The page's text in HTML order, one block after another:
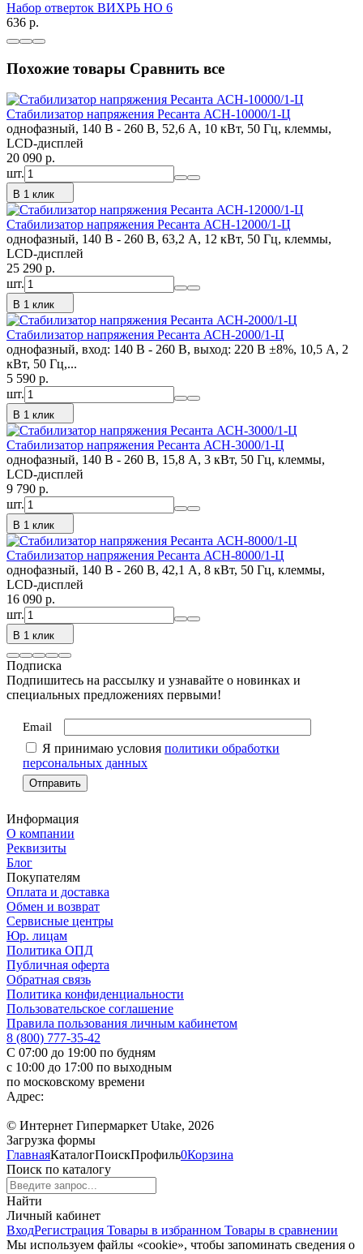
Набор отверток ВИХРЬ НО 6
636 p.
Похожие товары Сравнить все
Стабилизатор напряжения Ресанта АСН-10000/1-Ц
однофазный, 140 В - 260 В, 52,6 А, 10 кВт, 50 Гц, клеммы,
LCD-дисплей
20 090 p.
шт.
В 1 клик
Стабилизатор напряжения Ресанта АСН-12000/1-Ц
однофазный, 140 В - 260 В, 63,2 А, 12 кВт, 50 Гц, клеммы,
LCD-дисплей
25 290 p.
шт.
В 1 клик
Стабилизатор напряжения Ресанта АСН-2000/1-Ц
однофазный, вход: 140 В - 260 В, выход: 220 В ±8%, 10,5 А, 2
кВт, 50 Гц,...
5 590 p.
шт.
В 1 клик
Стабилизатор напряжения Ресанта АСН-3000/1-Ц
однофазный, 140 В - 260 В, 15,8 А, 3 кВт, 50 Гц, клеммы,
LCD-дисплей
9 790 p.
шт.
В 1 клик
Стабилизатор напряжения Ресанта АСН-8000/1-Ц
однофазный, 140 В - 260 В, 42,1 А, 8 кВт, 50 Гц, клеммы,
LCD-дисплей
16 090 p.
шт.
В 1 клик
Подписка
Подпишитесь на рассылку и узнавайте о новинках и
специальных предложениях первыми!
Email
Я принимаю условия политики обработки
персональных данных
Информация
О компании
Реквизиты
Блог
Покупателям
Оплата и доставка
Обмен и возврат
Сервисные центры
Юр. лицам
Политика ОПД
Публичная оферта
Обратная связь
Политика конфиденциальности
Пользовательское соглашение
Правила пользования личным кабинетом
8 (800) 777-35-42
С 07:00 до 19:00 по будням
с 10:00 до 17:00 по выходным
по московскому времени
Адрес:
© Интернет Гипермаркет Utake, 2026
Загрузка формы
ГлавнаяКаталогПоискПрофиль0Корзина
Поиск по каталогу
Найти
Личный кабинет
ВходРегистрация Товары в избранном Товары в сравнении
Мы используем файлы «cookie», чтобы запоминать сведения о